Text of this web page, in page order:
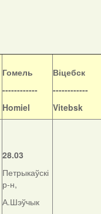
Гомель
------------
Homiel
Віцебск
------------
Vitebsk
28.03
Петрыкаўскі
р-н,
А.Шэўчык